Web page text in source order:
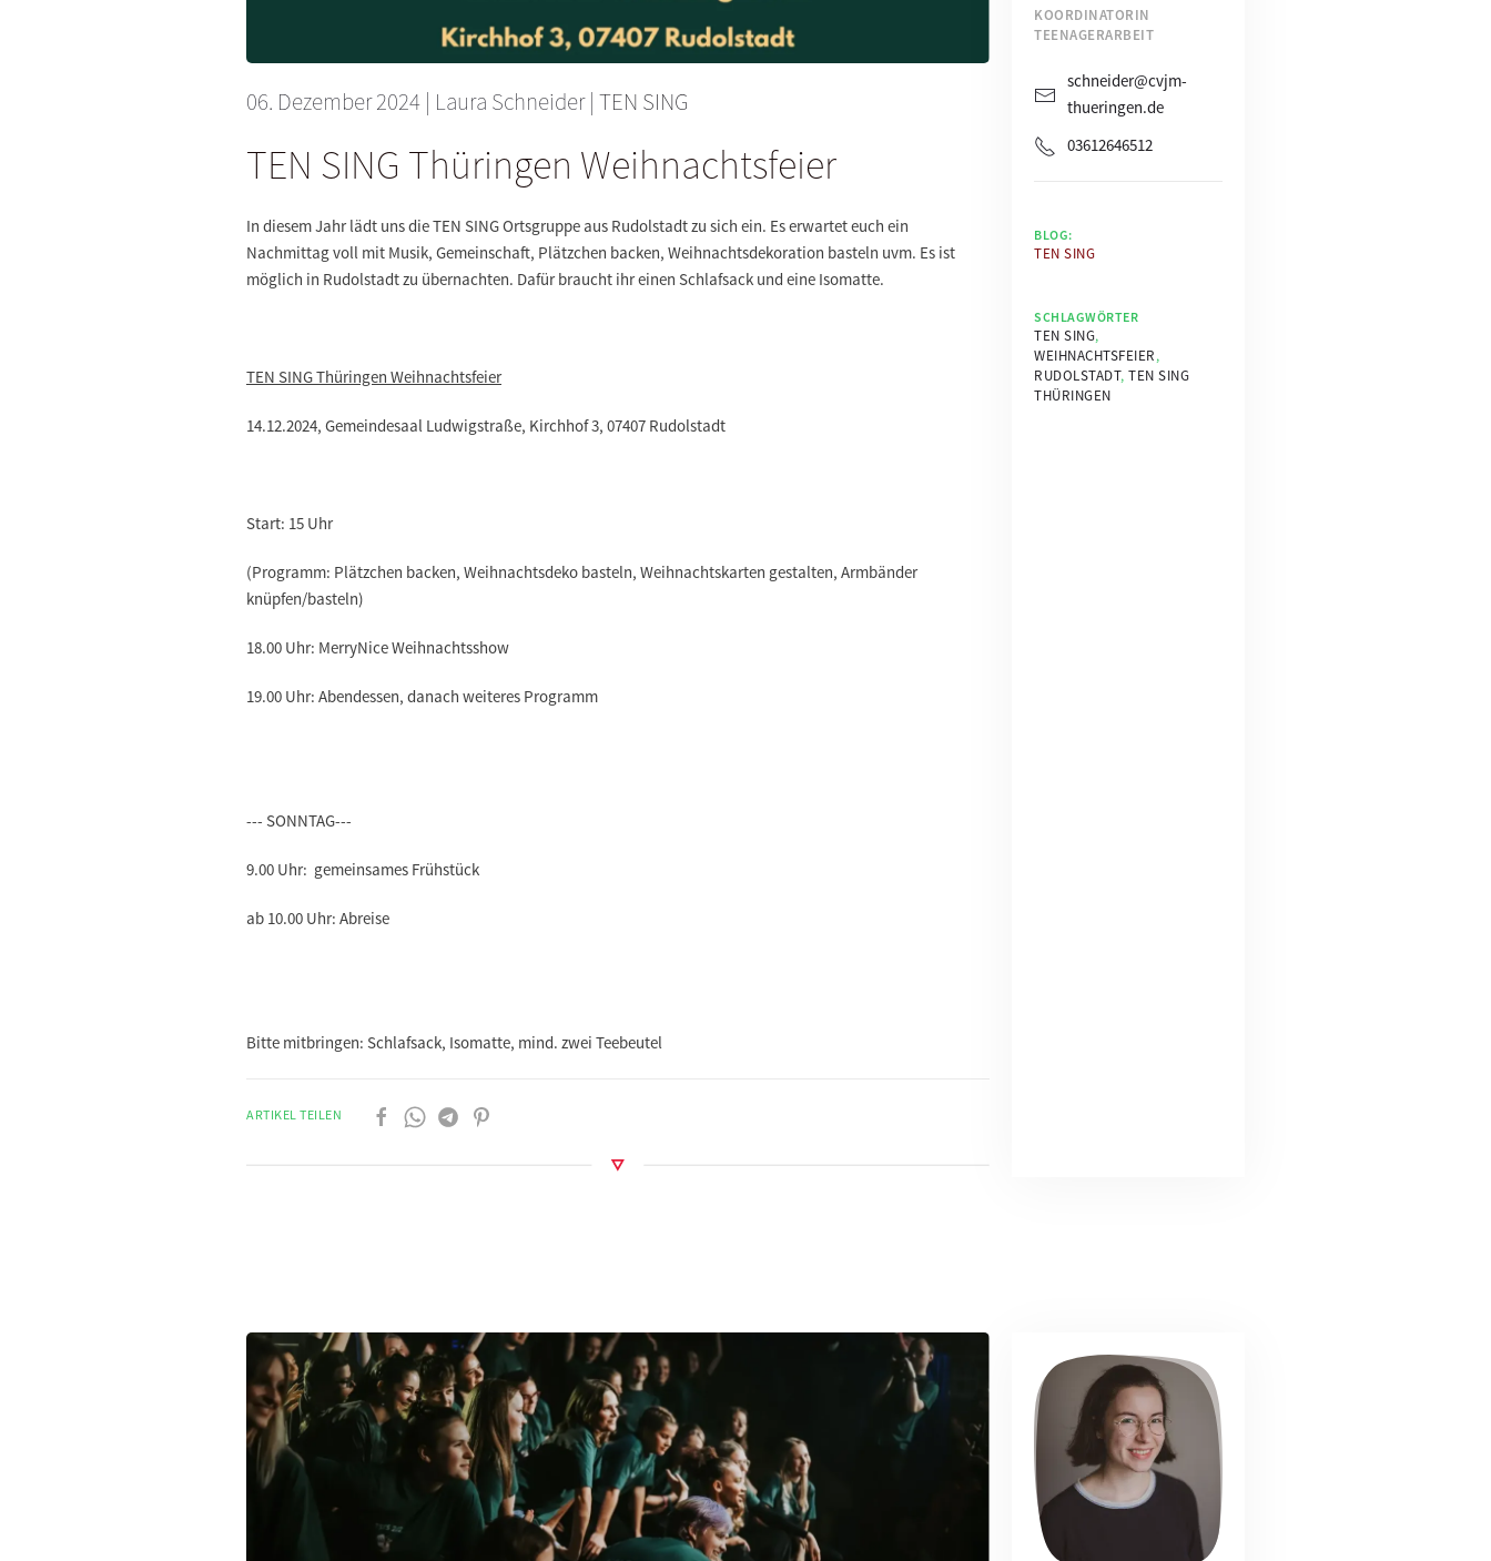
06. Dezember 2024 | Laura Schneider | TEN SING
TEN SING Thüringen Weihnachtsfeier
In diesem Jahr lädt uns die TEN SING Ortsgruppe aus Rudolstadt zu sich ein. Es erwartet euch ein
Nachmittag voll mit Musik, Gemeinschaft, Plätzchen backen, Weihnachtsdekoration basteln uvm. Es ist
möglich in Rudolstadt zu übernachten. Dafür braucht ihr einen Schlafsack und eine Isomatte.
TEN SING Thüringen Weihnachtsfeier
14.12.2024, Gemeindesaal Ludwigstraße, Kirchhof 3, 07407 Rudolstadt
Start: 15 Uhr
(Programm: Plätzchen backen, Weihnachtsdeko basteln, Weihnachtskarten gestalten, Armbänder
knüpfen/basteln)
18.00 Uhr: MerryNice Weihnachtsshow
19.00 Uhr: Abendessen, danach weiteres Programm
--- SONNTAG---
9.00 Uhr: gemeinsames Frühstück
ab 10.00 Uhr: Abreise
Bitte mitbringen: Schlafsack, Isomatte, mind. zwei Teebeutel
ARTIKEL TEILEN
KOORDINATORIN
TEENAGERARBEIT
schneider@cvjm-
thueringen.de
03612646512
BLOG:
TEN SING
SCHLAGWÖRTER
TEN SING,
WEIHNACHTSFEIER,
RUDOLSTADT, TEN SING
THÜRINGEN